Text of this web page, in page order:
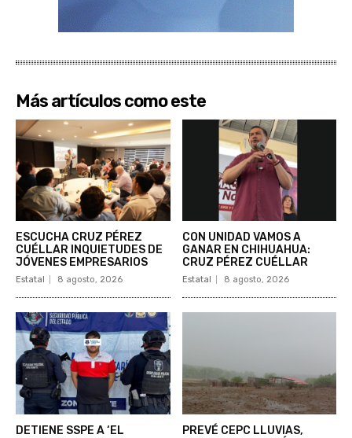
Más artículos como este
ESCUCHA CRUZ PÉREZ
CUÉLLAR INQUIETUDES DE
JÓVENES EMPRESARIOS
Estatal 8 agosto, 2026
CON UNIDAD VAMOS A
GANAR EN CHIHUAHUA:
CRUZ PÉREZ CUÉLLAR
Estatal 8 agosto, 2026
DETIENE SSPE A ‘EL
PREVÉ CEPC LLUVIAS,